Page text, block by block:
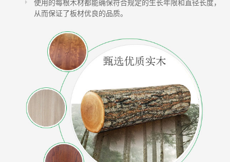
使用的每根木材都能确保符合规定的生长年限和直径长度，
从而保证了板材优良的品质。